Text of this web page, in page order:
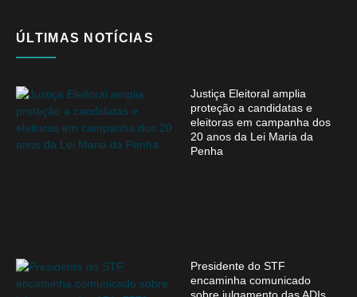
ÚLTIMAS NOTÍCIAS
Justiça Eleitoral amplia
proteção a candidatas e
eleitoras em campanha dos
20 anos da Lei Maria da
Penha
Presidente do STF
encaminha comunicado
sobre julgamento das ADIs